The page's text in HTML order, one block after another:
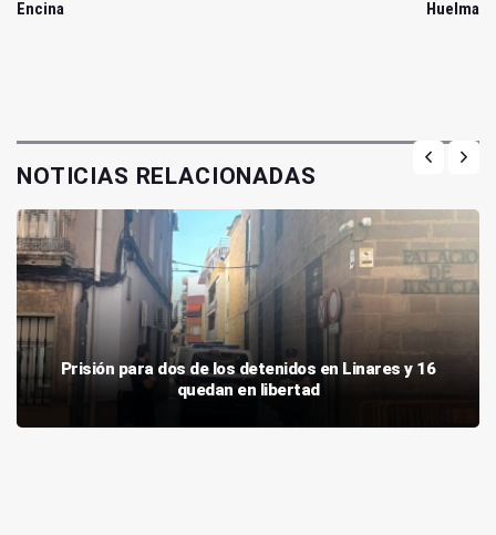
Encina Huelma
NOTICIAS RELACIONADAS
Prisión para dos de los detenidos en Linares y 16
quedan en libertad